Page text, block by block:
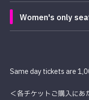
Women's only
Same day tickets are
＜各チケットご購入にあ